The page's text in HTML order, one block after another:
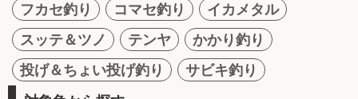
フカセ釣り
コマセ釣り
イカメタル
スッテ＆ツノ
テンヤ
かかり釣り
投げ＆ちょい投げ釣り
サビキ釣り